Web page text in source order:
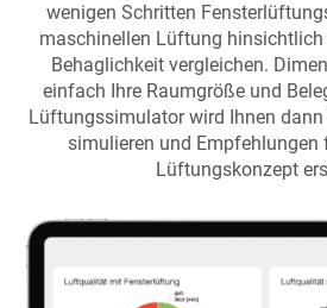
wenigen Schritten
maschinellen Lüftung
Behaglichkeit vergleichen.
einfach Ihre Raumgröße und
Lüftungssimulator wird Ihnen dann
simulieren und Empfehlungen
Lüftungskonzept